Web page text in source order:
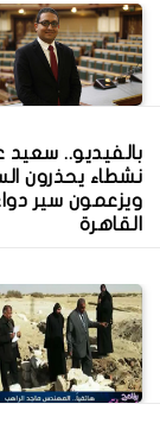
بالفيديو.. سعيد
نشطاء يحذرون
ويزعمون سير
القاهرة